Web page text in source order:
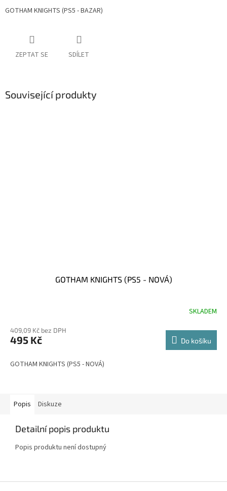
GOTHAM KNIGHTS (PS5 - BAZAR)
ZEPTAT SE SDÍLET
Související produkty
GOTHAM KNIGHTS (PS5 - NOVÁ)
SKLADEM
409,09 Kč bez DPH
495 Kč Do košíku
GOTHAM KNIGHTS (PS5 - NOVÁ)
Popis Diskuze
Detailní popis produktu
Popis produktu není dostupný